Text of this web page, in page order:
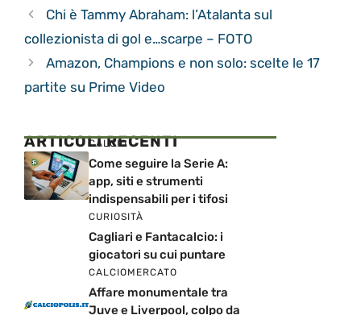
Chi è Tammy Abraham: l’Atalanta sul
collezionista di gol e…scarpe – FOTO
Amazon, Champions e non solo: scelte le 17
partite su Prime Video
ARTICOLI RECENTI
CALCIO
Come seguire la Serie A:
app, siti e strumenti
indispensabili per i tifosi
CURIOSITÀ
Cagliari e Fantacalcio: i
giocatori su cui puntare
CALCIOMERCATO
Affare monumentale tra
Juve e Liverpool, colpo da